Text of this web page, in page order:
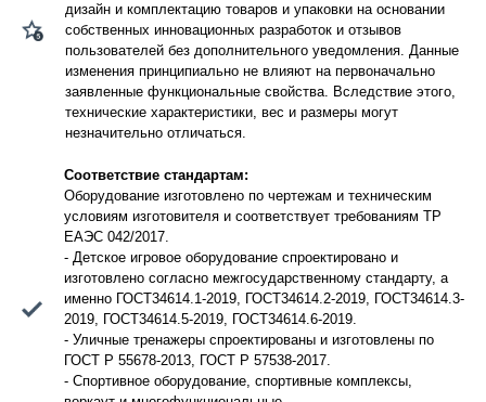
дизайн и комплектацию товаров и упаковки на основании
собственных инновационных разработок и отзывов
пользователей без дополнительного уведомления. Данные
изменения принципиально не влияют на первоначально
заявленные функциональные свойства. Вследствие этого,
технические характеристики, вес и размеры могут
незначительно отличаться.
Соответствие стандартам:
Оборудование изготовлено по чертежам и техническим
условиям изготовителя и соответствует требованиям ТР
ЕАЭС 042/2017.
- Детское игровое оборудование спроектировано и
изготовлено согласно межгосударственному стандарту, а
именно ГОСТ34614.1-2019, ГОСТ34614.2-2019, ГОСТ34614.3-
2019, ГОСТ34614.5-2019, ГОСТ34614.6-2019.
- Уличные тренажеры спроектированы и изготовлены по
ГОСТ Р 55678-2013, ГОСТ Р 57538-2017.
- Спортивное оборудование, спортивные комплексы,